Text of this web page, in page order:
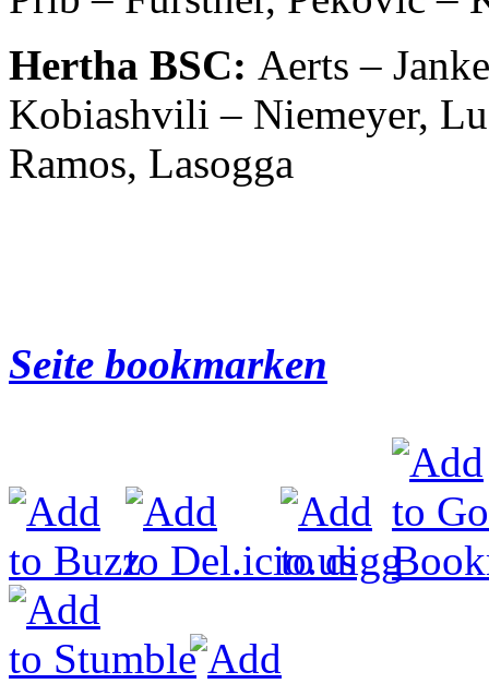
Hertha BSC: Aerts –
Kobiashvili – Niemeyer,
Ramos, Lasogga
Seite bookmarken